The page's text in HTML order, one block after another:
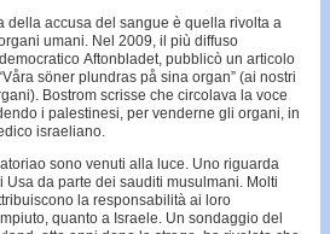
della accusa del sangue è quella rivolta a
umani. Nel 2009, il più diffuso
Aftonbladet, pubblicò un articolo
söner plundras på sina organ” (ai nostri
Bostrom scrisse che circolava la voce
i palestinesi, per venderne gli organi, in
israeliano.
sono venuti alla luce. Uno riguarda
Usa da parte dei sauditi musulmani. Molti
la responsabilità ai loro
quanto a Israele. Un sondaggio del